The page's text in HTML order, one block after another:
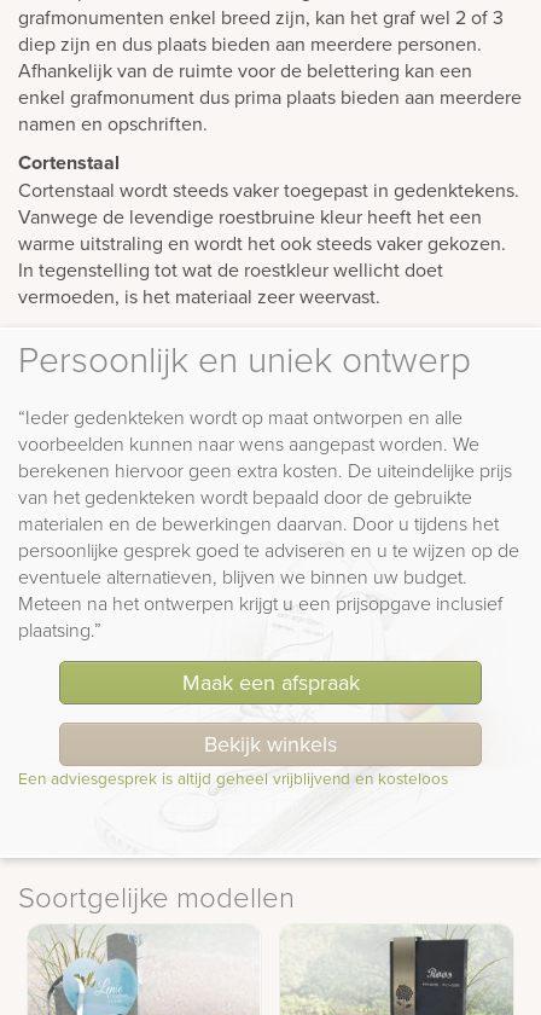
grafmonumenten enkel breed zijn, kan het graf wel 2 of 3
diep zijn en dus plaats bieden aan meerdere personen.
Afhankelijk van de ruimte voor de belettering kan een
enkel grafmonument dus prima plaats bieden aan meerdere
namen en opschriften.
Cortenstaal
Cortenstaal wordt steeds vaker toegepast in gedenktekens.
Vanwege de levendige roestbruine kleur heeft het een
warme uitstraling en wordt het ook steeds vaker gekozen.
In tegenstelling tot wat de roestkleur wellicht doet
vermoeden, is het materiaal zeer weervast.
Persoonlijk en uniek ontwerp
“Ieder gedenkteken wordt op maat ontworpen en alle
voorbeelden kunnen naar wens aangepast worden. We
berekenen hiervoor geen extra kosten. De uiteindelijke prijs
van het gedenkteken wordt bepaald door de gebruikte
materialen en de bewerkingen daarvan. Door u tijdens het
persoonlijke gesprek goed te adviseren en u te wijzen op de
eventuele alternatieven, blijven we binnen uw budget.
Meteen na het ontwerpen krijgt u een prijsopgave inclusief
plaatsing.”
Maak een afspraak
Bekijk winkels
Een adviesgesprek is altijd geheel vrijblijvend en kosteloos
Soortgelijke modellen